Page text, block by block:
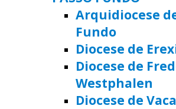
Arquidiocese
Fundo
Diocese de
Diocese de
Westphalen
Diocese de